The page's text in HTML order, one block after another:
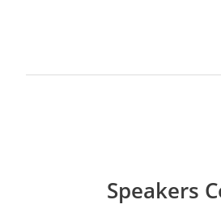
Speakers
–
FITNESS